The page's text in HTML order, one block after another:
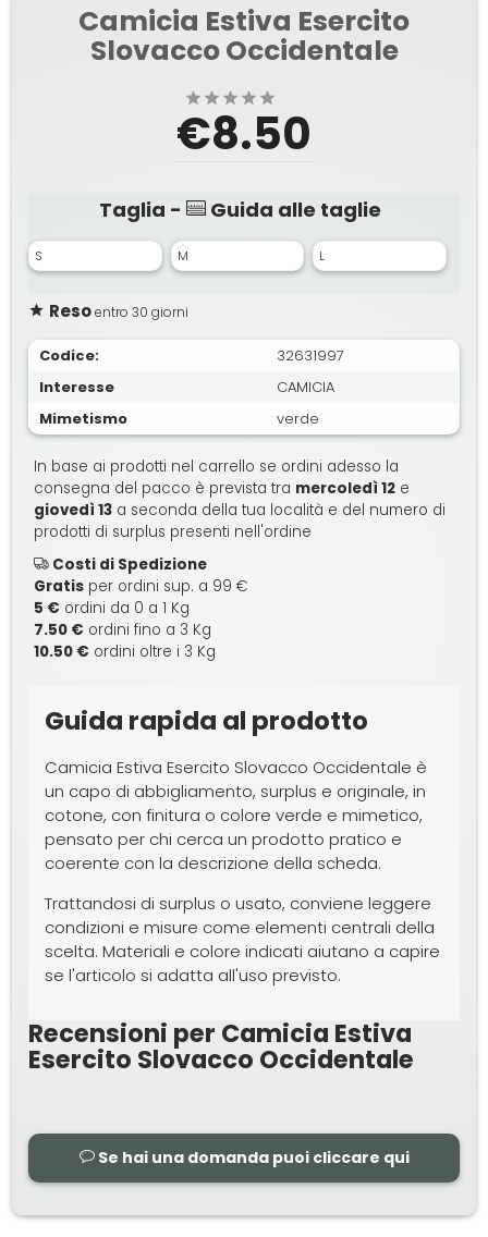
Camicia Estiva Esercito
Slovacco Occidentale
€8.50
Taglia - Guida alle taglie
S M L
Resoentro 30 giorni
Codice:
32631997
Interesse
CAMICIA
Mimetismo
verde
In base ai prodotti nel carrello se ordini adesso la
consegna del pacco è prevista tra mercoledì 12 e
giovedì 13 a seconda della tua località e del numero di
prodotti di surplus presenti nell'ordine
Costi di Spedizione
Gratis per ordini sup. a 99 €
5 € ordini da 0 a 1 Kg
7.50 € ordini fino a 3 Kg
10.50 € ordini oltre i 3 Kg
Guida rapida al prodotto
Camicia Estiva Esercito Slovacco Occidentale è
un capo di abbigliamento, surplus e originale, in
cotone, con finitura o colore verde e mimetico,
pensato per chi cerca un prodotto pratico e
coerente con la descrizione della scheda.
Trattandosi di surplus o usato, conviene leggere
condizioni e misure come elementi centrali della
scelta. Materiali e colore indicati aiutano a capire
se l'articolo si adatta all'uso previsto.
Recensioni per Camicia Estiva
Esercito Slovacco Occidentale
Se hai una domanda puoi cliccare qui